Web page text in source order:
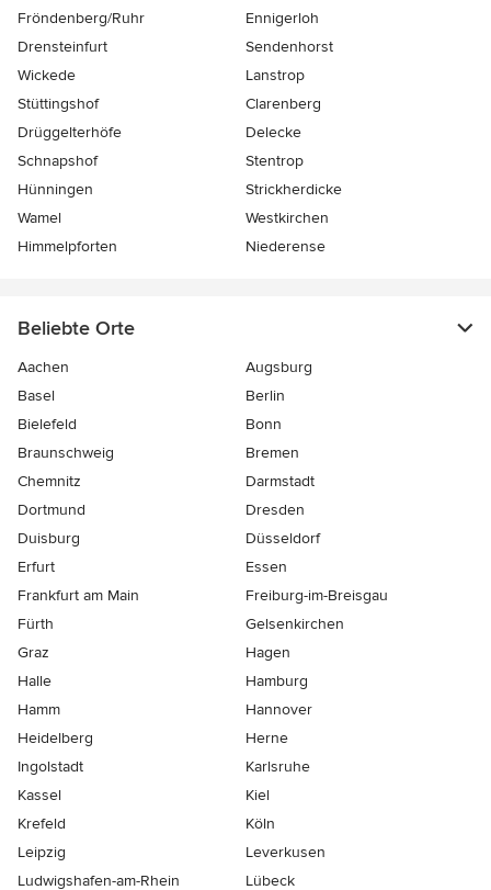
Fröndenberg/Ruhr
Ennigerloh
Drensteinfurt
Sendenhorst
Wickede
Lanstrop
Stüttingshof
Clarenberg
Drüggelterhöfe
Delecke
Schnapshof
Stentrop
Hünningen
Strickherdicke
Wamel
Westkirchen
Himmelpforten
Niederense
Beliebte Orte
Aachen
Augsburg
Basel
Berlin
Bielefeld
Bonn
Braunschweig
Bremen
Chemnitz
Darmstadt
Dortmund
Dresden
Duisburg
Düsseldorf
Erfurt
Essen
Frankfurt am Main
Freiburg-im-Breisgau
Fürth
Gelsenkirchen
Graz
Hagen
Halle
Hamburg
Hamm
Hannover
Heidelberg
Herne
Ingolstadt
Karlsruhe
Kassel
Kiel
Krefeld
Köln
Leipzig
Leverkusen
Ludwigshafen-am-Rhein
Lübeck